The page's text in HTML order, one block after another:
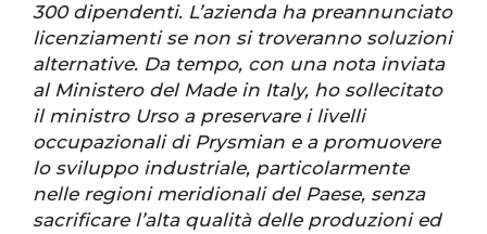
300 dipendenti. L’azienda ha preannunciato
licenziamenti se non si troveranno soluzioni
alternative. Da tempo, con una nota inviata
al Ministero del Made in Italy, ho sollecitato
il ministro Urso a preservare i livelli
occupazionali di Prysmian e a promuovere
lo sviluppo industriale, particolarmente
nelle regioni meridionali del Paese, senza
sacrificare l’alta qualità delle produzioni ed